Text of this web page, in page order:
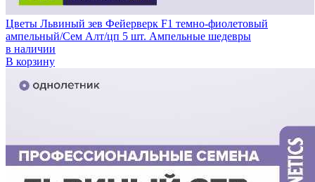
Цветы Львиный зев Фейерверк F1 темно-фиолетовый
ампельный/Сем Алт/цп 5 шт. Ампельные шедевры
в наличии
В корзину